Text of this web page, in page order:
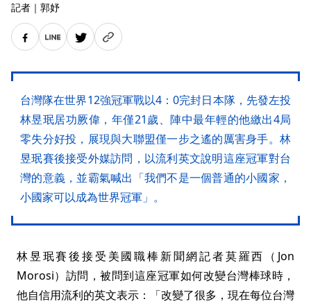
記者 ｜ 郭妤
台灣隊在世界12強冠軍戰以4：0完封日本隊，先發左投
林昱珉居功厥偉，年僅21歲、陣中最年輕的他繳出4局
零失分好投，展現與大聯盟僅一步之遙的厲害身手。林
昱珉賽後接受外媒訪問，以流利英文說明這座冠軍對台
灣的意義，並霸氣喊出「我們不是一個普通的小國家，
小國家可以成為世界冠軍」。
林昱珉賽後接受美國職棒新聞網記者莫羅西（Jon
Morosi）訪問，被問到這座冠軍如何改變台灣棒球時，
他自信用流利的英文表示：「改變了很多，現在每位台灣